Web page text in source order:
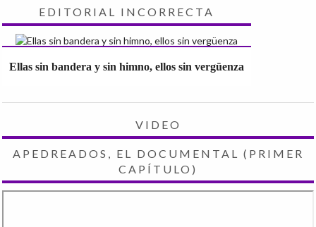
EDITORIAL INCORRECTA
Ellas sin bandera y sin himno, ellos sin vergüenza
VIDEO
APEDREADOS, EL DOCUMENTAL (PRIMER
CAPÍTULO)